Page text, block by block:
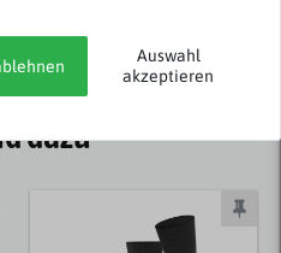
dazu
Auswahl
akzeptieren